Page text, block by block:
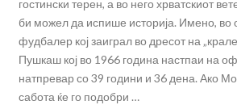
гостински терен, а во него хрватскиот
би можел да испише историја. Имено, во
фудбалер кој заиграл во дресот на
Пушкаш кој во 1966 година настпаи на
натпревар со 39 години и 36 дена. Ако
сабота ќе го подобри …